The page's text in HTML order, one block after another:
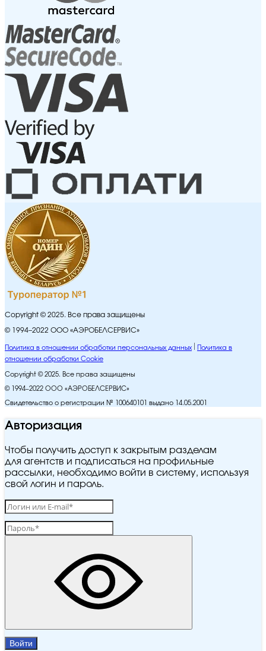
Copyright © 2025. Все права защищены
© 1994–2022 ООО «АЭРОБЕЛСЕРВИС»
Политика в отношении обработки персональных данных
Политика в
отношении обработки Cookie
Copyright © 2025. Все права защищены
© 1994–2022 ООО «АЭРОБЕЛСЕРВИС»
Свидетельство о регистрации № 100640101 выдано 14.05.2001
Авторизация
Чтобы получить доступ к закрытым разделам
для агентств и подписаться на профильные
рассылки, необходимо войти в систему, используя
свой логин и пароль.
Войти